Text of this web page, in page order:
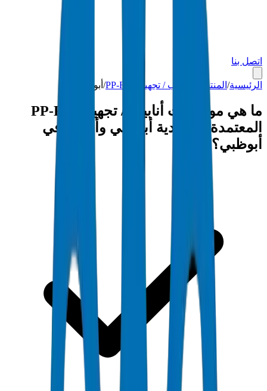
اتصل بنا
الرئيسية/ المنتجات أنابيب / تجهيزات PP-R / أبوظبي
ما هي مواصفات أنابيب / تجهيزات PP-R
المعتمدة من بلدية أبوظبي وأدسك في
أبوظبي؟